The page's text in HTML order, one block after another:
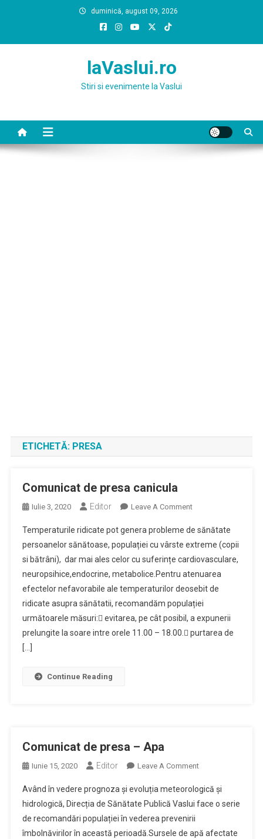
duminică, august 09, 2026
laVaslui.ro
Stiri si evenimente la Vaslui
ETICHETĂ: PRESA
Comunicat de presa canicula
Iulie 3, 2020 Editor Leave A CommentOn
De
Presa
Canicula
Temperaturile ridicate pot genera probleme de sănătate
persoanelor sănătoase, populației cu vârste extreme (copii
si bătrâni), dar mai ales celor cu suferințe cardiovasculare,
neuropsihice,endocrine, metabolice.Pentru atenuarea
efectelor nefavorabile ale temperaturilor deosebit de
ridicate asupra sănătatii, recomandăm populației
următoarele măsuri: evitarea, pe cât posibil, a expunerii
prelungite la soare intre orele 11.00 – 18.00. purtarea de
[…]
Continue Reading
Comunicat de presa – Apa
Iunie 15, 2020 Editor Leave A CommentOn
De
Presa
Apa
Având în vedere prognoza și evoluția meteorologică și
hidrologică, Direcția de Sănătate Publică Vaslui face o serie
de recomandări populației în vederea prevenirii
îmbolnăvirilor în această perioadă.Sursele de apă afectate